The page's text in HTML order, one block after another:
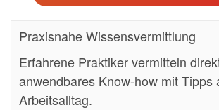
Praxisnahe Wissensvermittlung
Erfahrene Praktiker vermitteln
anwendbares Know-how mit Tipps
Arbeitsalltag.